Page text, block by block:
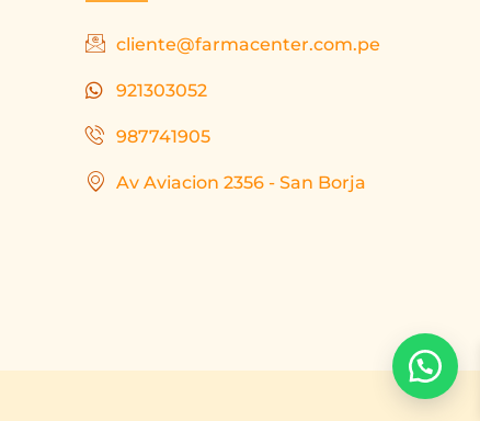
cliente@farmacenter.com.pe
921303052
987741905
Av Aviacion 2356 - San Borja